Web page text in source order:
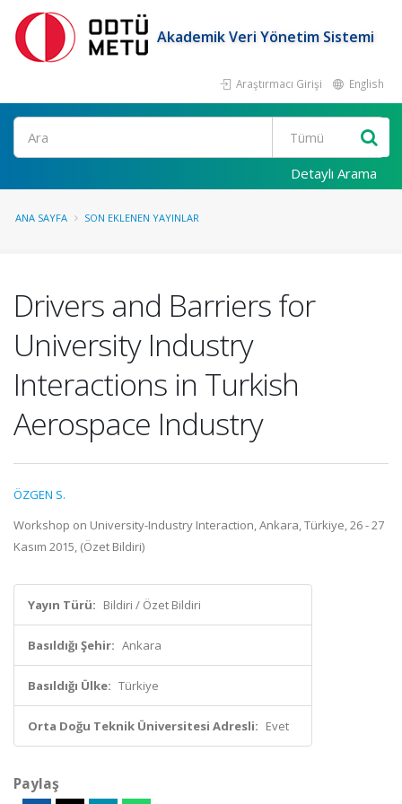
Akademik Veri Yönetim Sistemi
Araştırmacı Girişi English
Ara
Detaylı Arama
ANA SAYFA SON EKLENEN YAYINLAR
Drivers and Barriers for
University Industry
Interactions in Turkish
Aerospace Industry
ÖZGEN S.
Workshop on University-Industry Interaction, Ankara, Türkiye, 26 - 27
Kasım 2015, (Özet Bildiri)
Yayın Türü: Bildiri / Özet Bildiri
Basıldığı Şehir: Ankara
Basıldığı Ülke: Türkiye
Orta Doğu Teknik Üniversitesi Adresli: Evet
Paylaş